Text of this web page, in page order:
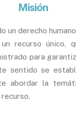
Misión
un derecho
recurso único,
para
sentido se
abordar la